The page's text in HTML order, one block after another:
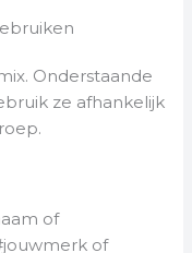
Onderstaande
ze afhankelijk
of
of